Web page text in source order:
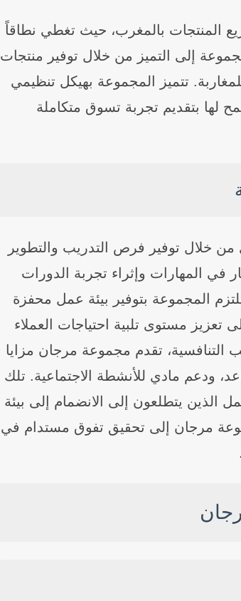
المنتجات بالمغرب، حيث تغطي نطاقاً
في 28 مدينة. تسعى المجموعة إلى التميز من خلال توفير منتجات
تتميز المجموعة بهيكل تنظيمي
لها بتقديم تجربة تسوق متكاملة
خلال توفير فرص التدريب والتطوير
في المهارات وإثراء تجربة الدورات
المجموعة بتوفير بيئة عمل محفزة
مستوى تلبية احتياجات العملاء
التنافسية، تقدم مجموعة مرجان مزايا
ودعم مادي للأنشطة الاجتماعية. تلك
الذين يتطلعون إلى الانضمام إلى بيئة
مرجان إلى تحقيق تفوق مستدام في